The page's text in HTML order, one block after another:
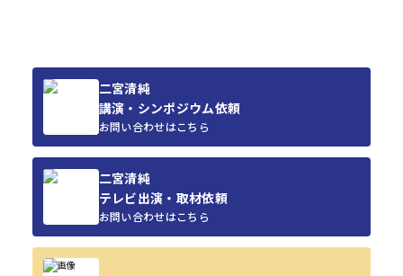
二宮清純
講演・シンポジウム依頼
お問い合わせはこちら
二宮清純
テレビ出演・取材依頼
お問い合わせはこちら